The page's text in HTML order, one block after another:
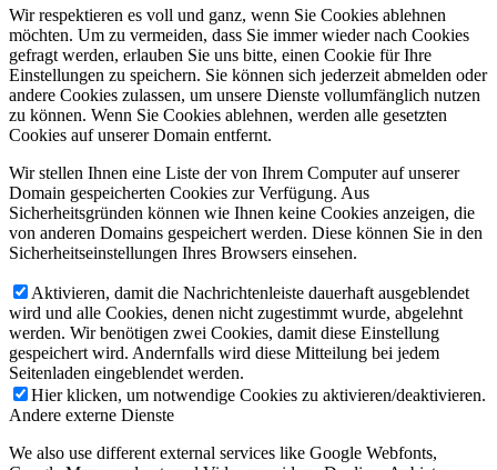
ÜBER UNS
UNSERE ZIELE
SATZUNG
Wir respektieren es voll und ganz, wenn Sie Cookies ablehnen
möchten. Um zu vermeiden, dass Sie immer wieder nach Cookies
gefragt werden, erlauben Sie uns bitte, einen Cookie für Ihre
Einstellungen zu speichern. Sie können sich jederzeit abmelden oder
andere Cookies zulassen, um unsere Dienste vollumfänglich nutzen
zu können. Wenn Sie Cookies ablehnen, werden alle gesetzten
Cookies auf unserer Domain entfernt.
Wir stellen Ihnen eine Liste der von Ihrem Computer auf unserer
Domain gespeicherten Cookies zur Verfügung. Aus
Sicherheitsgründen können wie Ihnen keine Cookies anzeigen, die
von anderen Domains gespeichert werden. Diese können Sie in den
Sicherheitseinstellungen Ihres Browsers einsehen.
Aktivieren, damit die Nachrichtenleiste dauerhaft ausgeblendet
wird und alle Cookies, denen nicht zugestimmt wurde, abgelehnt
werden. Wir benötigen zwei Cookies, damit diese Einstellung
gespeichert wird. Andernfalls wird diese Mitteilung bei jedem
Seitenladen eingeblendet werden.
Hier klicken, um notwendige Cookies zu aktivieren/deaktivieren.
Andere externe Dienste
We also use different external services like Google Webfonts,